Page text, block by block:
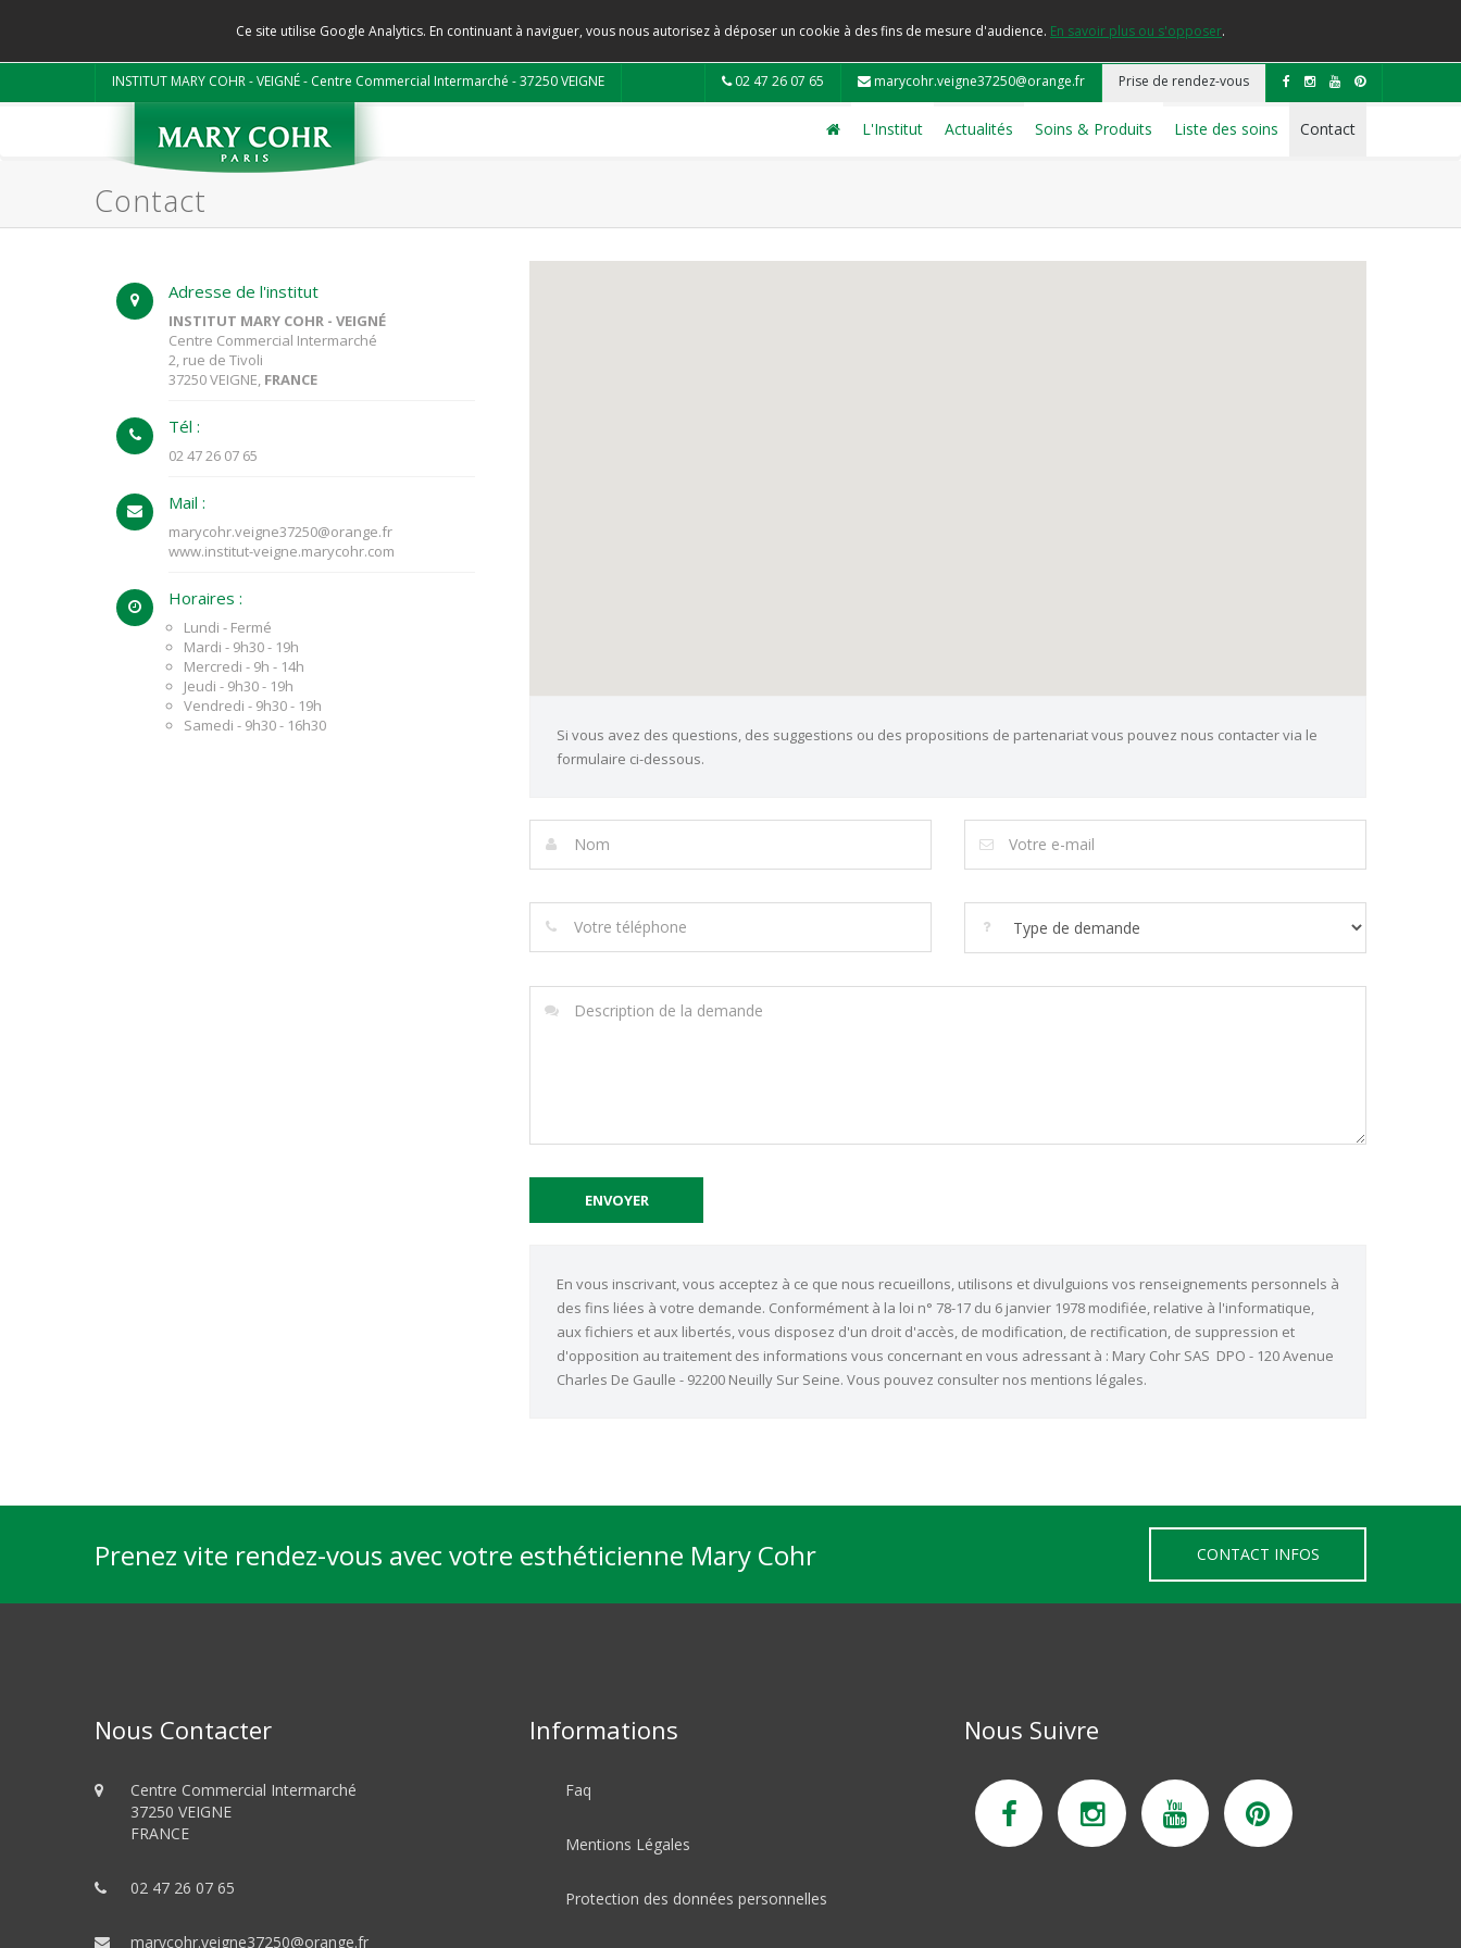
Ce site utilise Google Analytics. En continuant à naviguer, vous nous autorisez à déposer un cookie à des fins de mesure d'audience. En savoir plus ou s'opposer.
INSTITUT MARY COHR - VEIGNÉ - Centre Commercial Intermarché - 37250 VEIGNE 02 47 26 07 65 marycohr.veigne37250@orange.fr Prise de rendez-vous
L'Institut Actualités Soins & Produits Liste des soins Contact
Contact
Adresse de l'institut
INSTITUT MARY COHR - VEIGNÉ
Centre Commercial Intermarché
2, rue de Tivoli
37250 VEIGNE, FRANCE
Tél :
02 47 26 07 65
Mail :
marycohr.veigne37250@orange.fr
www.institut-veigne.marycohr.com
Horaires :
Lundi - Fermé
Mardi - 9h30 - 19h
Mercredi - 9h - 14h
Jeudi - 9h30 - 19h
Vendredi - 9h30 - 19h
Samedi - 9h30 - 16h30
Si vous avez des questions, des suggestions ou des propositions de partenariat vous pouvez nous contacter via le
formulaire ci-dessous.
En vous inscrivant, vous acceptez à ce que nous recueillons, utilisons et divulguions vos renseignements personnels à
des fins liées à votre demande. Conformément à la loi n° 78-17 du 6 janvier 1978 modifiée, relative à l'informatique,
aux fichiers et aux libertés, vous disposez d'un droit d'accès, de modification, de rectification, de suppression et
d'opposition au traitement des informations vous concernant en vous adressant à : Mary Cohr SAS  DPO - 120 Avenue
Charles De Gaulle - 92200 Neuilly Sur Seine. Vous pouvez consulter nos mentions légales.
CONTACT INFOS
Prenez vite rendez-vous avec votre esthéticienne Mary Cohr
Nous Contacter
Centre Commercial Intermarché
37250 VEIGNE
FRANCE
02 47 26 07 65
marycohr.veigne37250@orange.fr
Informations
Faq
Mentions Légales
Protection des données personnelles
Nous Suivre